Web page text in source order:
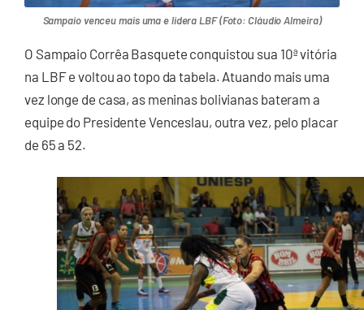
Sampaio venceu mais uma e lidera LBF (Foto: Cláudio Almeira)
O Sampaio Corrêa Basquete conquistou sua 10ª vitória
na LBF e voltou ao topo da tabela. Atuando mais uma
vez longe de casa, as meninas bolivianas bateram a
equipe do Presidente Venceslau, outra vez, pelo placar
de 65 a 52.